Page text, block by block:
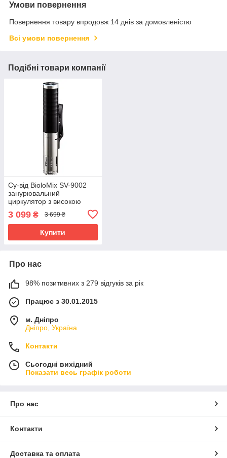
Умови повернення
Повернення товару впродовж 14 днів за домовленістю
Всі умови повернення
Подібні товари компанії
Су-від BioloMix SV-9002
занурювальний
циркулятор з високою
точністю нагріву (Чорний)
3 099 ₴ 3 699 ₴
Купити
Про нас
98% позитивних з 279 відгуків за рік
Працює з 30.01.2015
м. Дніпро
Дніпро, Україна
Контакти
Сьогодні вихідний
Показати весь графік роботи
Про нас
Контакти
Доставка та оплата